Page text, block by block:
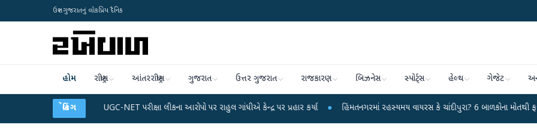
ઉત્તર ગુજરાતનું લોકપ્રિય દૈનિક
હોમ રાષ્ટ્રીય આંતરરાષ્ટ્રીય ગુજરાત ઉત્તર ગુજરાત રાજકારણ બિઝનેસ સ્પોર્ટ્સ હેલ્થ ગેજેટ
બ્રેકિંગ
UGC-NET પરીક્ષા લીકના આરોપો પર રાહુલ ગાંધીએ કેન્દ્ર પર પ્રહાર કર્યા ● હિંમતનગરમાં રહસ્યમય વાયરસ કે ચાંદીપુરા? 6 બાળકોના મોતથી ફફડાટ ●